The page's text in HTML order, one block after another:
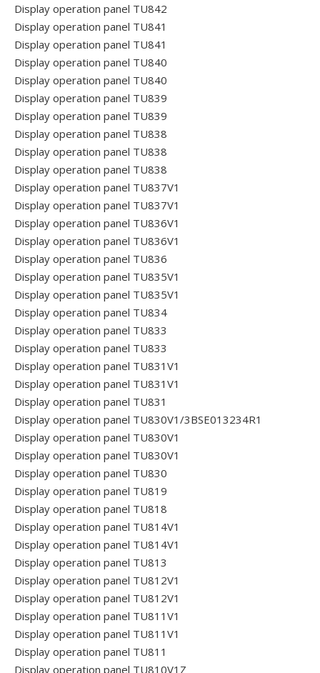
Display operation panel TU842
Display operation panel TU841
Display operation panel TU841
Display operation panel TU840
Display operation panel TU840
Display operation panel TU839
Display operation panel TU839
Display operation panel TU838
Display operation panel TU838
Display operation panel TU838
Display operation panel TU837V1
Display operation panel TU837V1
Display operation panel TU836V1
Display operation panel TU836V1
Display operation panel TU836
Display operation panel TU835V1
Display operation panel TU835V1
Display operation panel TU834
Display operation panel TU833
Display operation panel TU833
Display operation panel TU831V1
Display operation panel TU831V1
Display operation panel TU831
Display operation panel TU830V1/3BSE013234R1
Display operation panel TU830V1
Display operation panel TU830V1
Display operation panel TU830
Display operation panel TU819
Display operation panel TU818
Display operation panel TU814V1
Display operation panel TU814V1
Display operation panel TU813
Display operation panel TU812V1
Display operation panel TU812V1
Display operation panel TU811V1
Display operation panel TU811V1
Display operation panel TU811
Display operation panel TU810V1Z